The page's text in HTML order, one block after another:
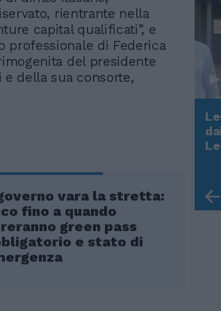
rientrante nella
capital qualificati”, e
professionale di Federica
del presidente
e della sua consorte,
vara la stretta:
fino a quando
green pass
e stato di